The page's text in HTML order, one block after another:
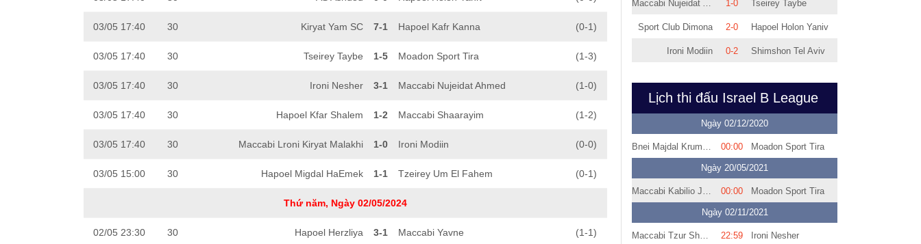
03/05 17:40 30 Kiryat Yam SC 7-1 Hapoel Kafr Kanna (0-1)
03/05 17:40 30 Tseirey Taybe 1-5 Moadon Sport Tira (1-3)
03/05 17:40 30 Ironi Nesher 3-1 Maccabi Nujeidat Ahmed (1-0)
03/05 17:40 30 Hapoel Kfar Shalem 1-2 Maccabi Shaarayim (1-2)
03/05 17:40 30 Maccabi Lroni Kiryat Malakhi 1-0 Ironi Modiin (0-0)
03/05 15:00 30 Hapoel Migdal HaEmek 1-1 Tzeirey Um El Fahem (0-1)
Thứ năm, Ngày 02/05/2024
02/05 23:30 30 Hapoel Herzliya 3-1 Maccabi Yavne (1-1)
Maccabi Nujeidat Ahmed 1-0 Tseirey Taybe
Sport Club Dimona 2-0 Hapoel Holon Yaniv
Ironi Modiin 0-2 Shimshon Tel Aviv
Lịch thi đấu Israel B League
Ngày 02/12/2020
Bnei Majdal Krum United 00:00 Moadon Sport Tira
Ngày 20/05/2021
Maccabi Kabilio Jaffa 00:00 Moadon Sport Tira
Ngày 02/11/2021
Maccabi Tzur Shalom 22:59 Ironi Nesher